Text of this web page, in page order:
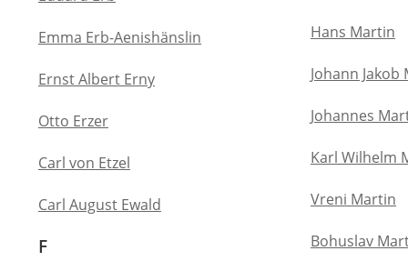
Emma Erb-Aenishänslin
Ernst Albert Erny
Otto Erzer
Carl von Etzel
Carl August Ewald
F
Hans Martin
Johann Jakob
Johannes
Karl Wilhelm
Vreni Martin
Bohuslav